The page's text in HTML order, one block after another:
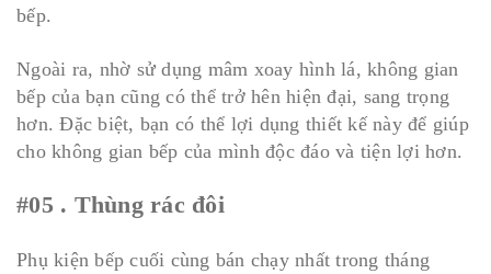
bếp.
Ngoài ra, nhờ sử dụng mâm xoay hình lá, không gian
bếp của bạn cũng có thể trở hên hiện đại, sang trọng
hơn. Đặc biệt, bạn có thể lợi dụng thiết kế này để giúp
cho không gian bếp của mình độc đáo và tiện lợi hơn.
#05 . Thùng rác đôi
Phụ kiện bếp cuối cùng bán chạy nhất trong tháng